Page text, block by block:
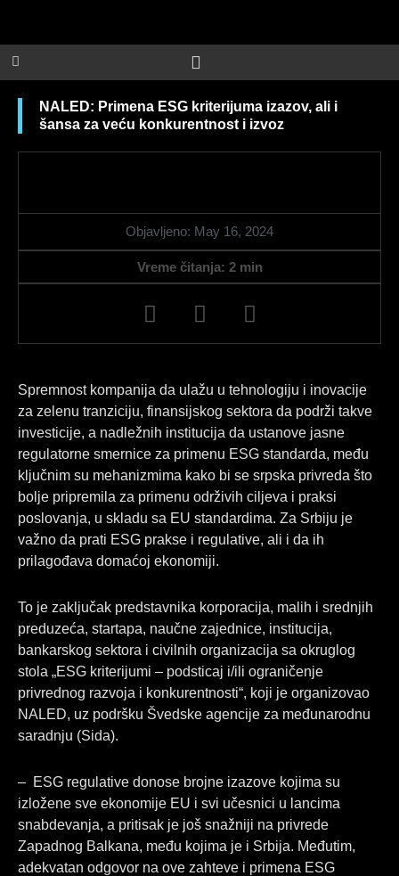
content
NALED: Primena ESG kriterijuma izazov, ali i
šansa za veću konkurentnost i izvoz
Objavljeno: May 16, 2024
Vreme čitanja: 2 min
F
a
c
b
o
o
k
L
i
n
e
d
i
n
I
n
s
a
g
r
a
m
Spremnost kompanija da ulažu u tehnologiju i inovacije
za zelenu tranziciju, finansijskog sektora da podrži takve
investicije, a nadležnih institucija da ustanove jasne
regulatorne smernice za primenu ESG standarda, među
ključnim su mehanizmima kako bi se srpska privreda što
bolje pripremila za primenu održivih ciljeva i praksi
poslovanja, u skladu sa EU standardima. Za Srbiju je
važno da prati ESG prakse i regulative, ali i da ih
prilagođava domaćoj ekonomiji.
To je zaključak predstavnika korporacija, malih i srednjih
preduzeća, startapa, naučne zajednice, institucija,
bankarskog sektora i civilnih organizacija sa okruglog
stola „ESG kriterijumi – podsticaj i/ili ograničenje
privrednog razvoja i konkurentnosti“, koji je organizovao
NALED, uz podršku Švedske agencije za međunarodnu
saradnju (Sida).
– ESG regulative donose brojne izazove kojima su
izložene sve ekonomije EU i svi učesnici u lancima
snabdevanja, a pritisak je još snažniji na privrede
Zapadnog Balkana, među kojima je i Srbija. Međutim,
adekvatan odgovor na ove zahteve i primena ESG